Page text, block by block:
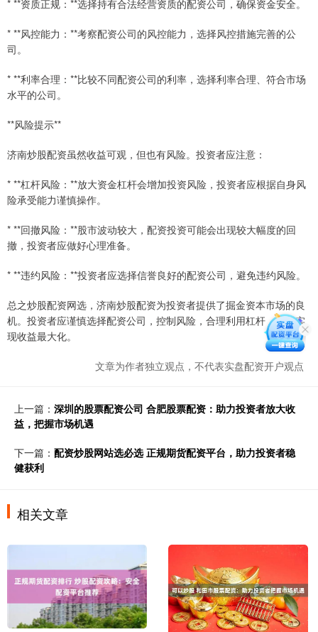
* **资质正规：**选择持有合法经营资质的配资公司，确保资金安全。
* **风控能力：**考察配资公司的风控能力，选择风控措施完善的公
司。
* **利率合理：**比较不同配资公司的利率，选择利率合理、符合市场
水平的公司。
**风险提示**
济南炒股配资虽然收益可观，但也有风险。投资者应注意：
* **杠杆风险：**放大资金杠杆会增加投资风险，投资者应根据自身风
险承受能力谨慎操作。
* **回撤风险：**股市波动较大，配资投资可能会出现较大幅度的回
撤，投资者应做好心理准备。
* **违约风险：**投资者应选择信誉良好的配资公司，避免违约风险。
总之炒股配资网选，济南炒股配资为投资者提供了掘金资本市场的良
机。投资者应谨慎选择配资公司，控制风险，合理利用杠杆，方能实
现收益最大化。
文章为作者独立观点，不代表实盘配资开户观点
上一篇： 深圳的股票配资公司 合肥股票配资：助力投资者放大收
益，把握市场机遇
下一篇： 配资炒股网站选必选 正规期货配资平台，助力投资者稳
健获利
相关文章